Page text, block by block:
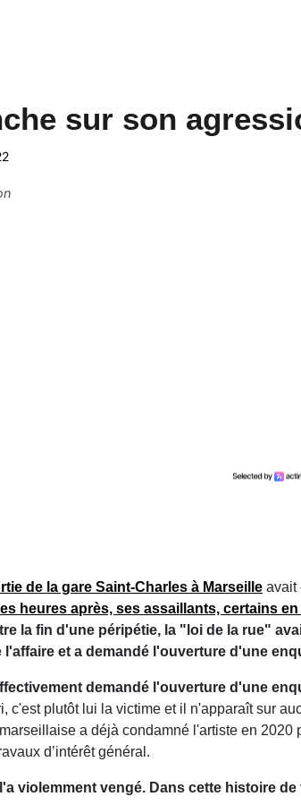
sur son
de la gare Saint-Charles à Marseille avait
heures après, ses assaillants, certains
la fin d'une péripétie, la "loi de la rue"
et a demandé l'ouverture d'une
demandé l'ouverture d'une
c'est plutôt lui la victime et il n'apparaît sur
a déjà condamné l'artiste en 2020
d’intérêt général.
violemment vengé. Dans cette histoire